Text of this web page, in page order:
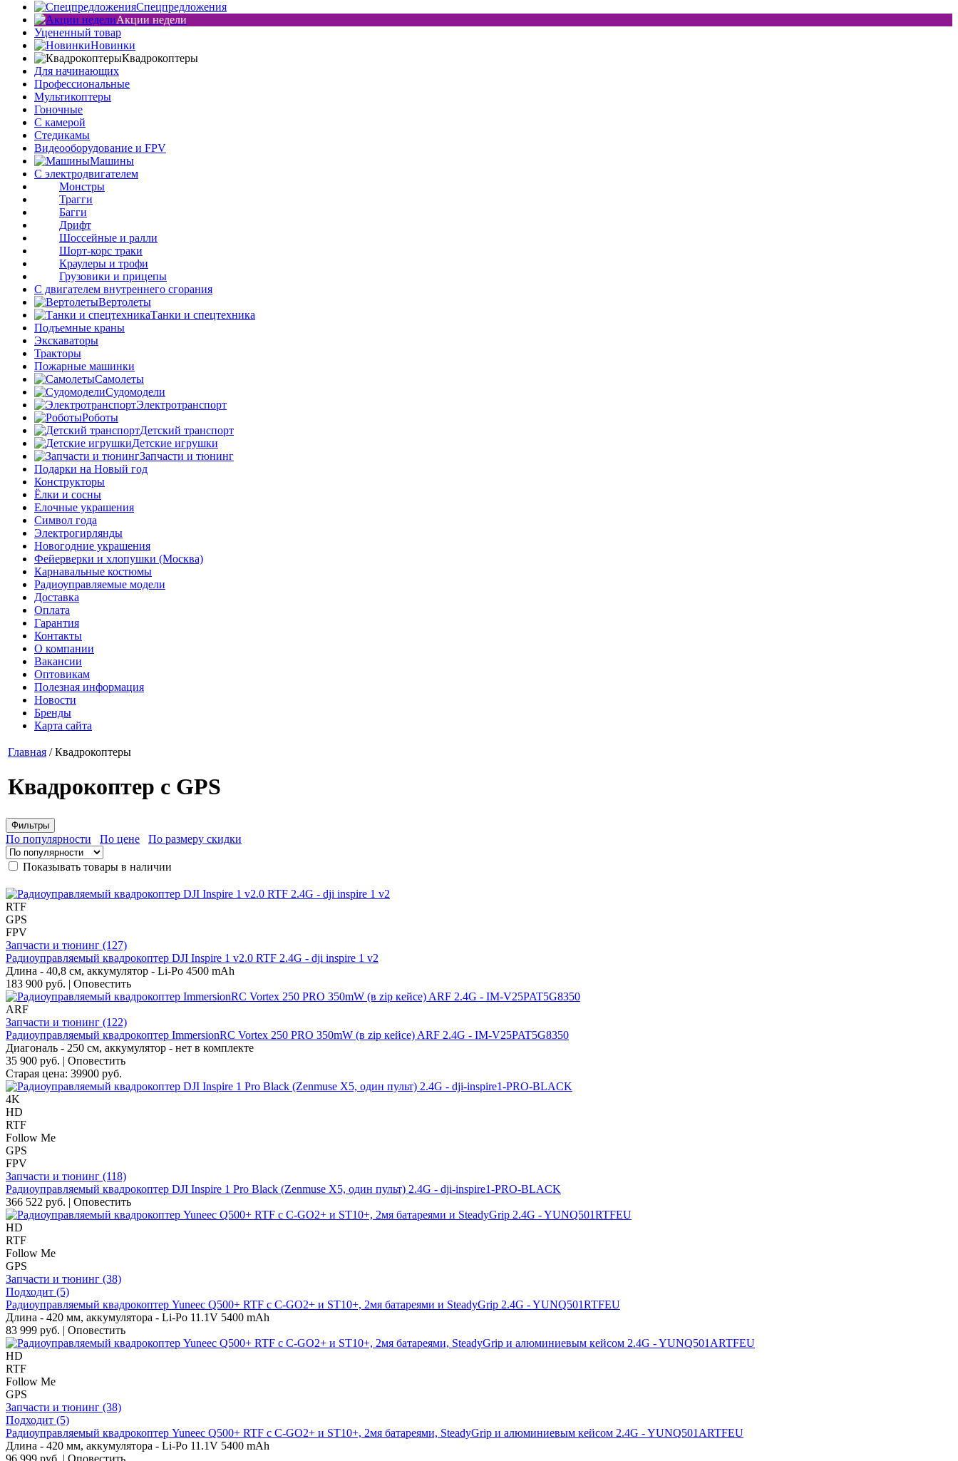
Спецпредложения
Акции недели
Уцененный товар
Новинки
Квадрокоптеры
Для начинающих
Профессиональные
Мультикоптеры
Гоночные
C камерой
Стедикамы
Видеооборудование и FPV
Машины
С электродвигателем
Монстры
Трагги
Багги
Дрифт
Шоссейные и ралли
Шорт-корс траки
Краулеры и трофи
Грузовики и прицепы
С двигателем внутреннего сгорания
Вертолеты
Танки и спецтехника
Подъемные краны
Экскаваторы
Тракторы
Пожарные машинки
Самолеты
Судомодели
Электротранспорт
Роботы
Детский транспорт
Детские игрушки
Запчасти и тюнинг
Подарки на Новый год
Конструкторы
Ёлки и сосны
Елочные украшения
Символ года
Электрогирлянды
Новогодние украшения
Фейерверки и хлопушки (Москва)
Карнавальные костюмы
Радиоуправляемые модели
Доставка
Оплата
Гарантия
Контакты
О компании
Вакансии
Оптовикам
Полезная информация
Новости
Бренды
Карта сайта
Главная /Квадрокоптеры
Квадрокоптер с GPS
Фильтры
По популярности По цене По размеру скидки
Показывать товары в наличии
RTF
GPS
FPV
Запчасти и тюнинг (127)
Радиоуправляемый квадрокоптер DJI Inspire 1 v2.0 RTF 2.4G - dji inspire 1 v2
Длина - 40,8 см, аккумулятор - Li-Po 4500 mAh
183 900 руб. | Оповестить
ARF
Запчасти и тюнинг (122)
Радиоуправляемый квадрокоптер ImmersionRC Vortex 250 PRO 350mW (в zip кейсе) ARF 2.4G - IM-V25PAT5G8350
Диагональ - 250 см, аккумулятор - нет в комплекте
35 900 руб. | Оповестить
Старая цена: 39900 руб.
4K
HD
RTF
Follow Me
GPS
FPV
Запчасти и тюнинг (118)
Радиоуправляемый квадрокоптер DJI Inspire 1 Pro Black (Zenmuse X5, один пульт) 2.4G - dji-inspire1-PRO-BLACK
366 522 руб. | Оповестить
HD
RTF
Follow Me
GPS
Запчасти и тюнинг (38)
Подходит (5)
Радиоуправляемый квадрокоптер Yuneec Q500+ RTF c C-GO2+ и ST10+, 2мя батареями и SteadyGrip 2.4G - YUNQ501RTFEU
Длина - 420 мм, аккумулятора - Li-Po 11.1V 5400 mAh
83 999 руб. | Оповестить
HD
RTF
Follow Me
GPS
Запчасти и тюнинг (38)
Подходит (5)
Радиоуправляемый квадрокоптер Yuneec Q500+ RTF c C-GO2+ и ST10+, 2мя батареями, SteadyGrip и алюминиевым кейсом 2.4G - YUNQ501ARTFEU
Длина - 420 мм, аккумулятора - Li-Po 11.1V 5400 mAh
96 999 руб. | Оповестить